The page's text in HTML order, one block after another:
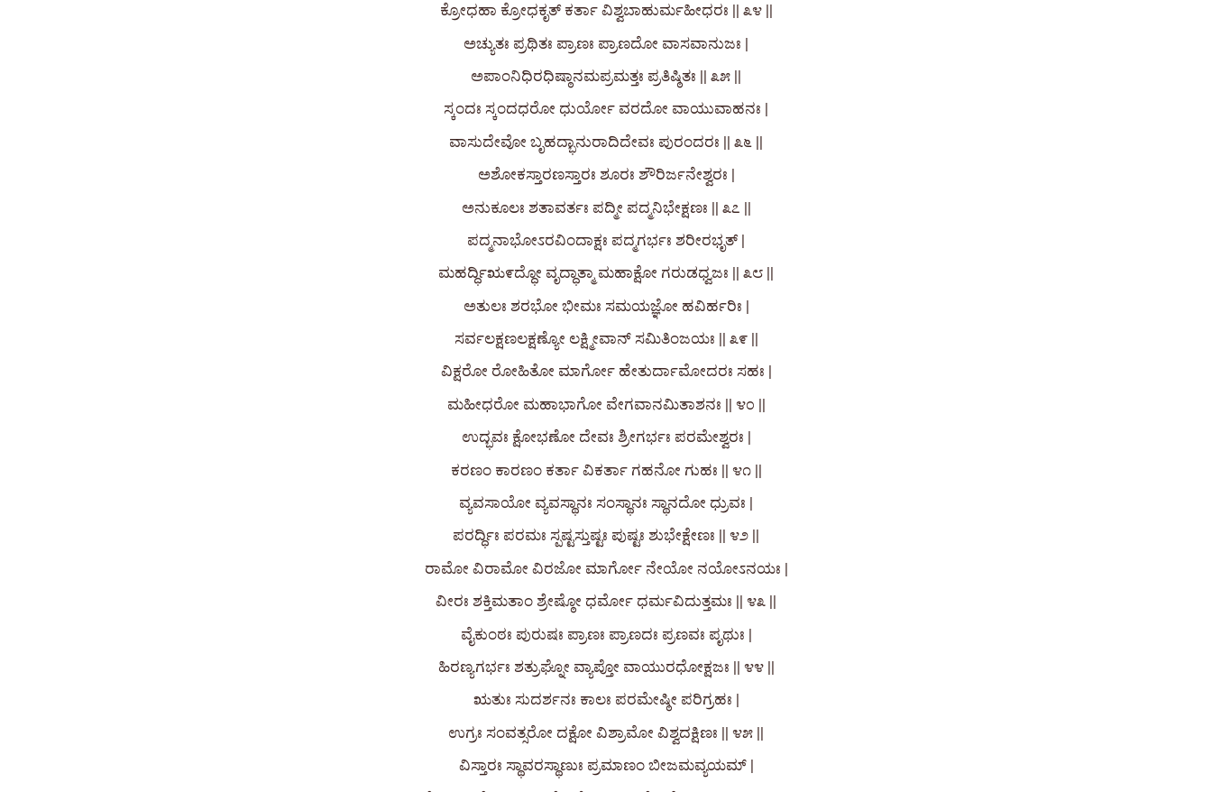
ಕ್ರೋಧಹಾ ಕ್ರೋಧಕೃತ್ ಕರ್ತಾ ವಿಶ್ವಬಾಹುರ್ಮಹೀಧರಃ || ೩೪ ||
ಅಚ್ಯುತಃ ಪ್ರಥಿತಃ ಪ್ರಾಣಃ ಪ್ರಾಣದೋ ವಾಸವಾನುಜಃ |
ಅಪಾಂನಿಧಿರಧಿಷ್ಠಾನಮಪ್ರಮತ್ತಃ ಪ್ರತಿಷ್ಠಿತಃ || ೩೫ ||
ಸ್ಕಂದಃ ಸ್ಕಂದಧರೋ ಧುರ್ಯೋ ವರದೋ ವಾಯುವಾಹನಃ |
ವಾಸುದೇವೋ ಬೃಹದ್ಭಾನುರಾದಿದೇವಃ ಪುರಂದರಃ || ೩೬ ||
ಅಶೋಕಸ್ತಾರಣಸ್ತಾರಃ ಶೂರಃ ಶೌರಿರ್ಜನೇಶ್ವರಃ |
ಅನುಕೂಲಃ ಶತಾವರ್ತಃ ಪದ್ಮೀ ಪದ್ಮನಿಭೇಕ್ಷಣಃ || ೩೭ ||
ಪದ್ಮನಾಭೋಽರವಿಂದಾಕ್ಷಃ ಪದ್ಮಗರ್ಭಃ ಶರೀರಭೃತ್ |
ಮಹರ್ದ್ಧಿಋ೯ದ್ಧೋ ವೃದ್ಧಾತ್ಮಾ ಮಹಾಕ್ಷೋ ಗರುಡಧ್ವಜಃ || ೩೮ ||
ಅತುಲಃ ಶರಭೋ ಭೀಮಃ ಸಮಯಜ್ಞೋ ಹವಿರ್ಹರಿಃ |
ಸರ್ವಲಕ್ಷಣಲಕ್ಷಣ್ಯೋ ಲಕ್ಷ್ಮೀವಾನ್‌ ಸಮಿತಿಂಜಯಃ || ೩೯ ||
ವಿಕ್ಷರೋ ರೋಹಿತೋ ಮಾರ್ಗೋ ಹೇತುರ್ದಾಮೋದರಃ ಸಹಃ |
ಮಹೀಧರೋ ಮಹಾಭಾಗೋ ವೇಗವಾನಮಿತಾಶನಃ || ೪೦ ||
ಉದ್ಭವಃ ಕ್ಷೋಭಣೋ ದೇವಃ ಶ್ರೀಗರ್ಭಃ ಪರಮೇಶ್ವರಃ |
ಕರಣಂ ಕಾರಣಂ ಕರ್ತಾ ವಿಕರ್ತಾ ಗಹನೋ ಗುಹಃ || ೪೧ ||
ವ್ಯವಸಾಯೋ ವ್ಯವಸ್ಥಾನಃ ಸಂಸ್ಥಾನಃ ಸ್ಥಾನದೋ ಧ್ರುವಃ |
ಪರರ್ದ್ಧಿಃ ಪರಮಃ ಸ್ಪಷ್ಟಸ್ತುಷ್ಟಃ ಪುಷ್ಟಃ ಶುಭೇಕ್ಷೇಣಃ || ೪೨ ||
ರಾಮೋ ವಿರಾಮೋ ವಿರಜೋ ಮಾರ್ಗೋ ನೇಯೋ ನಯೋಽನಯಃ |
ವೀರಃ ಶಕ್ತಿಮತಾಂ ಶ್ರೇಷ್ಠೋ ಧರ್ಮೋ ಧರ್ಮವಿದುತ್ತಮಃ || ೪೩ ||
ವೈಕುಂಠಃ ಪುರುಷಃ ಪ್ರಾಣಃ ಪ್ರಾಣದಃ ಪ್ರಣವಃ ಪೃಥುಃ |
ಹಿರಣ್ಯಗರ್ಭಃ ಶತ್ರುಘ್ನೋ ವ್ಯಾಪ್ತೋ ವಾಯುರಧೋಕ್ಷಜಃ || ೪೪ ||
ಋತುಃ ಸುದರ್ಶನಃ ಕಾಲಃ ಪರಮೇಷ್ಠೀ ಪರಿಗ್ರಹಃ |
ಉಗ್ರಃ ಸಂವತ್ಸರೋ ದಕ್ಷೋ ವಿಶ್ರಾಮೋ ವಿಶ್ವದಕ್ಷಿಣಃ || ೪೫ ||
ವಿಸ್ತಾರಃ ಸ್ಥಾವರಸ್ಥಾಣುಃ ಪ್ರಮಾಣಂ ಬೀಜಮವ್ಯಯಮ್ |